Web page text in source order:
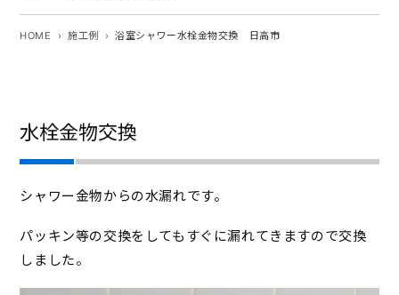
HOME 施工例 浴室シャワー水栓金物交換 日高市
水栓金物交換
シャワー金物からの水漏れです。
パッキン等の交換をしてもすぐに漏れてきますので交換
しました。